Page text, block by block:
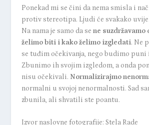
Ponekad mi se čini da nema smisla i
protiv stereotipa. Ljudi će svakako
Na nama je samo da se ne suzdržavamo
želimo biti i kako želimo izgledati. Ne
se tuđim očekivanja, nego budimo puni
Zbunimo ih svojim izgledom, a onda
nisu očekivali. Normalizirajmo
normalni u svojoj nenormalnosti. Sad
zbunila, ali shvatili ste poantu.
Izvor naslovne fotografije: Stela Rade